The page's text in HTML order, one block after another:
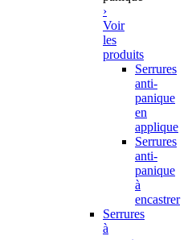
›
Voir
les
produits
Serrures
anti-
panique
en
applique
Serrures
anti-
panique
à
encastrer
Serrures
à